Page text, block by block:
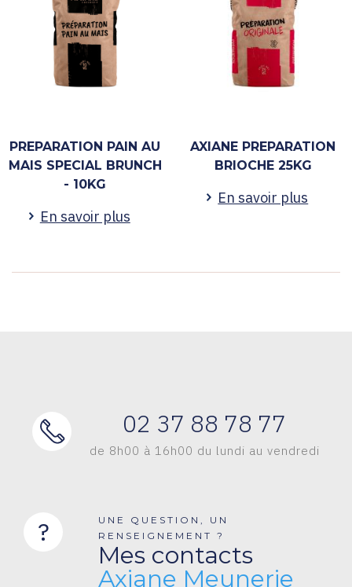
PREPARATION PAIN AU
MAIS SPECIAL BRUNCH
- 10KG
En savoir plus
AXIANE PREPARATION
BRIOCHE 25KG
En savoir plus
02 37 88 78 77
de 8h00 à 16h00 du lundi au vendredi
?
UNE QUESTION, UN
RENSEIGNEMENT ?
Mes contacts
Axiane Meunerie